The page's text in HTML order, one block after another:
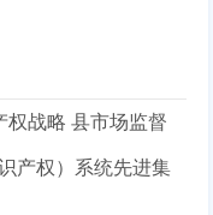
权战略 县市场监督
产权）系统先进集